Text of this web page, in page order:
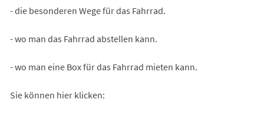
- die besonderen Wege für das Fahrrad.
- wo man das Fahrrad abstellen kann.
- wo man eine Box für das Fahrrad mieten kann.
Sie können hier klicken: